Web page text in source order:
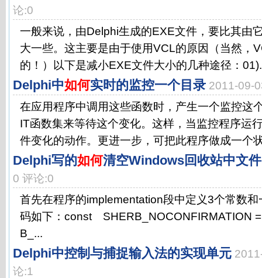
论:0
一般来说，由Delphi生成的EXE文件，要比其由
大一些。这主要是由于使用VCL的原因（当然，
的！）以下是减小EXE文件大小的几种途径：
Delphi中如何实时的监控一个目录 2011-09-
在应用程序中调用这些函数时，产生一个监控这
IT函数集来等待这个变化。这样，当监控程序运
件变化的动作。更进一步，可把此程序做成一个
Delphi写的如何清空Windows回收站中文件
0 评论:0
首先在程序的implementation段中定义3个常
码如下：const SHERB_NOCONFIRMATION
B_...
Delphi中控制与捕捉输入法的实现单元
论:1